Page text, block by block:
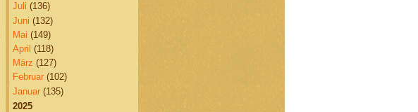
Juli (136)
Juni (132)
Mai (149)
April (118)
März (127)
Februar(102)
Januar(135)
2025